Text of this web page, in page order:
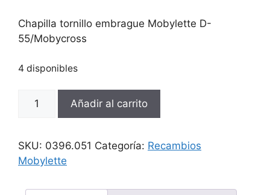
Chapilla tornillo embrague Mobylette D-
55/Mobycross
4 disponibles
tornillo
Mobylette
D-
cantidad
Añadir al carrito
SKU: 0396.051 Categoría: Recambios
Mobylette